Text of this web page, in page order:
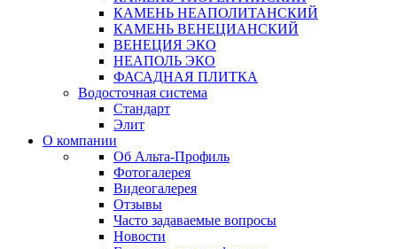
КАМЕНЬ НЕАПОЛИТАНСКИЙ
КАМЕНЬ ВЕНЕЦИАНСКИЙ
ВЕНЕЦИЯ ЭКО
НЕАПОЛЬ ЭКО
ФАСАДНАЯ ПЛИТКА
Водосточная система
Стандарт
Элит
О компании
Об Альта-Профиль
Фотогалерея
Видеогалерея
Отзывы
Часто задаваемые вопросы
Новости